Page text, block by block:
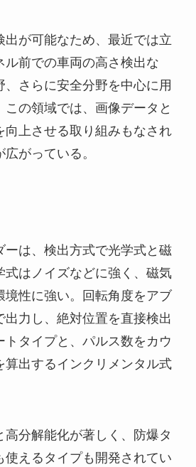
出が可能なため、最近では立
ル前での車両の高さ検出な
、さらに安全分野を中心に用
の領域では、画像データと
向上させる取り組みもなされ
がっている。
ーは、検出方式で光学式と磁
式はノイズなどに強く、磁気
境性に強い。回転角度をアブ
出力し、絶対位置を直接検出
トタイプと、パルス数をカウ
算出するインクリメンタル式
分解能化が著しく、防爆タ
使えるタイプも開発されてい